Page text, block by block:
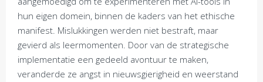
hun eigen domein, binnen de kaders van het ethische
manifest. Mislukkingen werden niet bestraft, maar
gevierd als leermomenten. Door van de strategische
implementatie een gedeeld avontuur te maken,
veranderde ze angst in nieuwsgierigheid en weerstand